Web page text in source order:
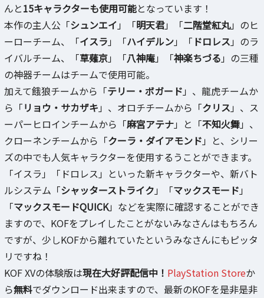
んと15キャラクターも使用可能となっています！
本作の主人公「シュンエイ 」「明天君」「二階堂紅丸」のヒ
ーローチーム、「イスラ 」「ハイデルン」「 ドロレス 」のラ
イバルチーム、「草薙京」「八神庵」「神楽ちづる 」の三種
の神器チームはチームで使用可能。
加えて餓狼チームから「テリー・ボガード 」、龍虎チームか
ら「リョウ・サカザキ 」、オロチチームから「クリス 」、ス
ーパーヒロインチームから「麻宮アテナ」と「不知火舞」、
クローネンチームから「クーラ・ダイアモンド 」と、シリー
ズの中でも人気キャラクターを使用するうことができます。
「イスラ」「ドロレス」といった新キャラクターや、新バト
ルシステム「シャッターストライク 」「マックスモード 」
「マックスモードQUICK」などを実際に確認することができ
ますので、KOFをプレイしたことがないみなさんはもちろん
ですが、少しKOFから離れていたというみなさんにもピッタ
リですね！
KOF XVの体験版は現在大好評配信中！ PlayStation Storeか
ら無料でダウンロード出来ますので、最新のKOFを是非是非